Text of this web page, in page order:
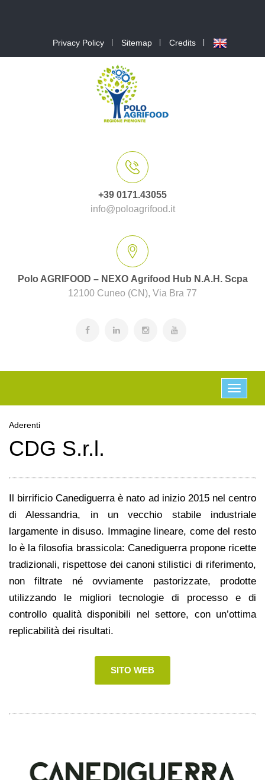
Privacy Policy Sitemap Credits
+39 0171.43055
info@poloagrifood.it
Polo AGRIFOOD – NEXO Agrifood Hub N.A.H. Scpa
12100 Cuneo (CN), Via Bra 77
Aderenti
CDG S.r.l.
Il birrificio Canediguerra è nato ad inizio 2015 nel centro
di Alessandria, in un vecchio stabile industriale
largamente in disuso. Immagine lineare, come del resto
lo è la filosofia brassicola: Canediguerra propone ricette
tradizionali, rispettose dei canoni stilistici di riferimento,
non filtrate né ovviamente pastorizzate, prodotte
utilizzando le migliori tecnologie di processo e di
controllo qualità disponibili nel settore, con un’ottima
replicabilità dei risultati.
SITO WEB